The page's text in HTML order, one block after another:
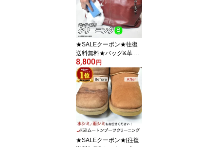
ディース 洗浄 洗い リペ
ア ケア レザー ビジネス
シューズ カジュアルシュ
ーズ パンプス サンダル
ブランド靴
★SALEクーポン★往復
送料無料★バッグ&革 小
物 クリーニング＋部分補
色「Sサイズ(3辺65cm以
内)」コース 名刺入れ 財
布 職人 工房 手洗い 洗浄
リフレッシュ 牛 鞄 カバ
ン 革 レザー メンテナン
ス 着色 カラー 宅配 カラ
ー メンテナンス クリー
ン 染め 汚れ落とし
8,800 円
★SALEクーポン★[往復